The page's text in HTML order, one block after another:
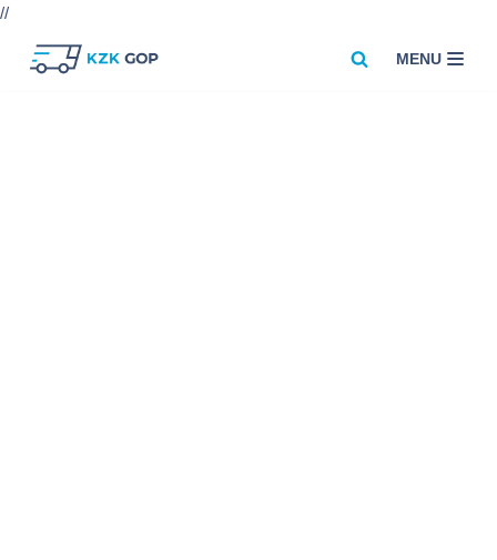
//
MENU